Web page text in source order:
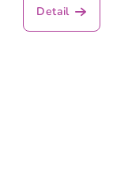
Detail